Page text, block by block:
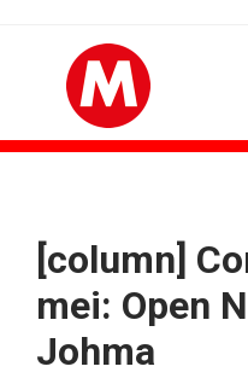
[column]
mei: Open
Johma